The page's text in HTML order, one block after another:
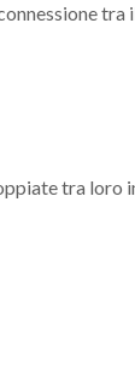
tra